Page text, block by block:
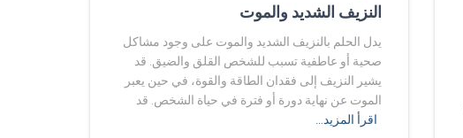
النزيف الشديد والموت
يدل الحلم بالنزيف الشديد والموت على وجود مشاكل
صحية أو عاطفية تسبب للشخص القلق والضيق. قد
يشير النزيف إلى فقدان الطاقة والقوة، في حين يعبر
الموت عن نهاية دورة أو فترة في حياة الشخص. قد
اقرأ المزيد…